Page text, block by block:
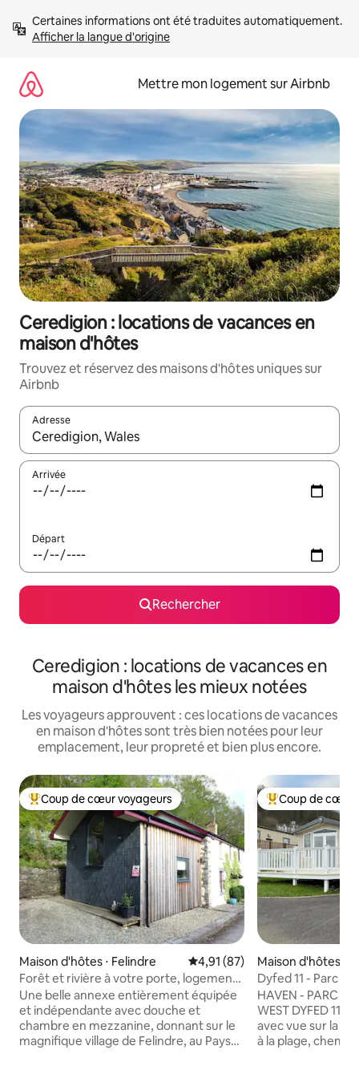
directement
Afficher la langue d'origine
Mettre mon logement sur Airbnb
Ceredigion : locations de vacances en
maison d'hôtes
Trouvez et réservez des maisons d'hôtes uniques sur
Airbnb
Adresse
Lorsque les résultats s'affichent, utilisez les flèches vers le
Arrivée
Départ
Rechercher
Ceredigion : locations de vacances en
maison d'hôtes les mieux notées
Les voyageurs approuvent : ces locations de vacances
en maison d'hôtes sont très bien notées pour leur
emplacement, leur propreté et bien plus encore.
Coups de cœur voyageurs les plus appréciés
Coup de cœur voyageurs
Maison d'hôtes ⋅ Felindre Évaluation moyenne sur la
4,91 (87)
Forêt et rivière à votre porte, logement
indépendant
Une belle annexe entièrement équipée
et indépendante avec douche et
chambre en mezzanine, donnant sur le
magnifique village de Felindre, au Pays
Coups de cœur
Coup de cœur
Maison d'hôtes ⋅
Dyfed 11 - Parc
HAVEN - PARC
WEST DYFED 11 - Caravane exclusive
avec vue sur la mer
à la plage,